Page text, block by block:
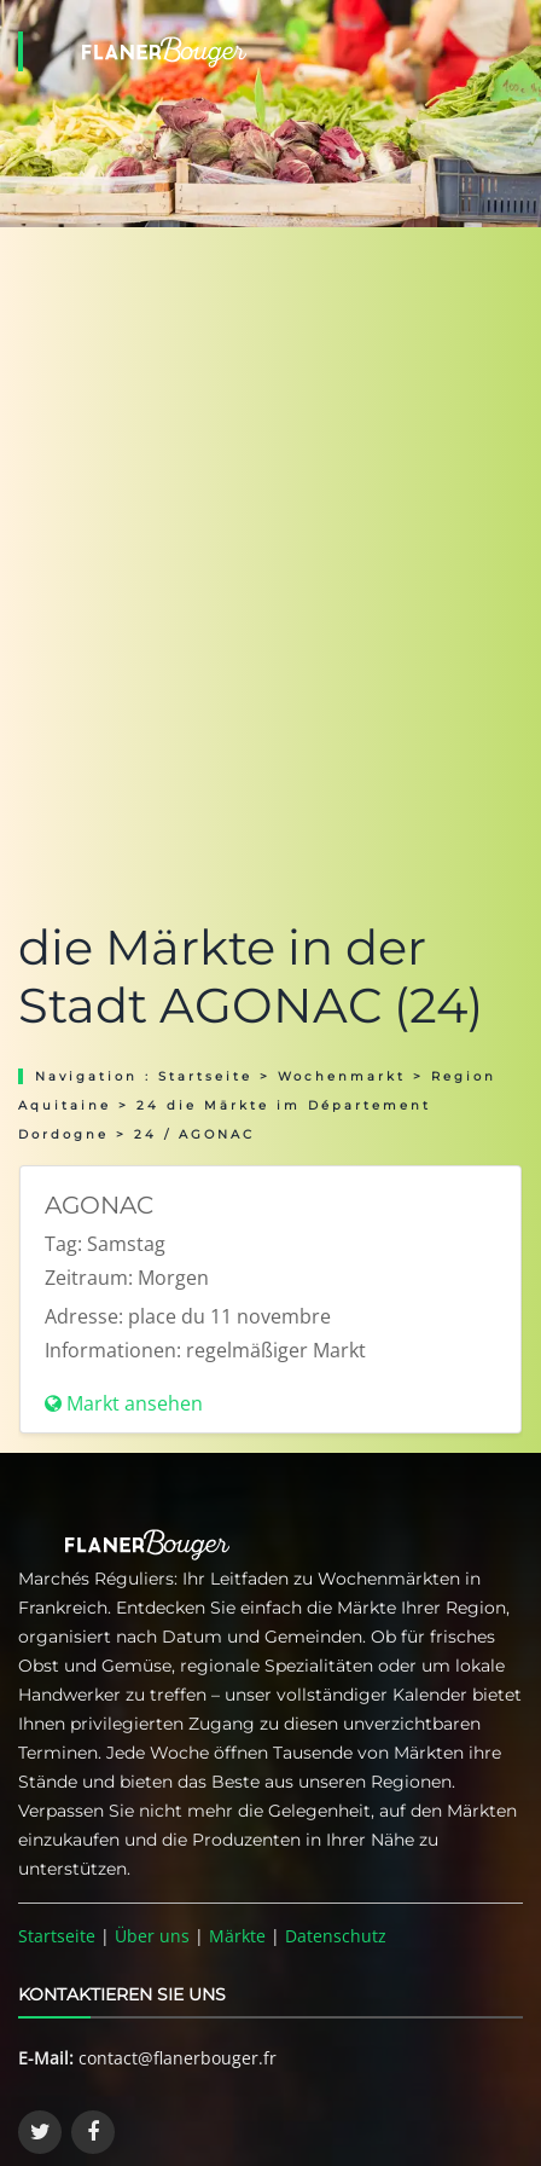
die Märkte in der
Stadt AGONAC (24)
Navigation : Startseite > Wochenmarkt > Region
Aquitaine
> 24 die Märkte im Département
Dordogne
> 24 / AGONAC
AGONAC
Tag: Samstag
Zeitraum: Morgen
Adresse: place du 11 novembre
Informationen: regelmäßiger Markt
Markt ansehen
Marchés Réguliers: Ihr Leitfaden zu Wochenmärkten in
Frankreich. Entdecken Sie einfach die Märkte Ihrer Region,
organisiert nach Datum und Gemeinden. Ob für frisches
Obst und Gemüse, regionale Spezialitäten oder um lokale
Handwerker zu treffen – unser vollständiger Kalender bietet
Ihnen privilegierten Zugang zu diesen unverzichtbaren
Terminen. Jede Woche öffnen Tausende von Märkten ihre
Stände und bieten das Beste aus unseren Regionen.
Verpassen Sie nicht mehr die Gelegenheit, auf den Märkten
einzukaufen und die Produzenten in Ihrer Nähe zu
unterstützen.
Startseite | Über uns | Märkte | Datenschutz
KONTAKTIEREN SIE UNS
E-Mail: contact@flanerbouger.fr